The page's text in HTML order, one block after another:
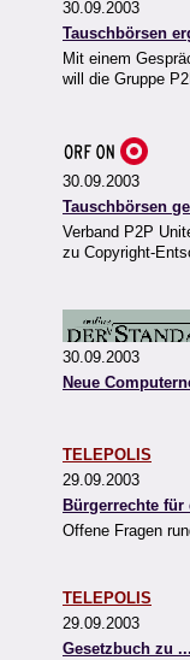
30.09.2003
Tauschbörsen
Mit einem
will die Gruppe
30.09.2003
Tauschbörsen
Verband P2P
zu Copyright-
30.09.2003
Neue
TELEPOLIS
29.09.2003
Bürgerrechte
Offene Fragen
TELEPOLIS
29.09.2003
Gesetzbuch zu